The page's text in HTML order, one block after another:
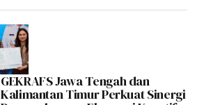
GEKRAFS Jawa Tengah dan
Kalimantan Timur Perkuat Sinergi